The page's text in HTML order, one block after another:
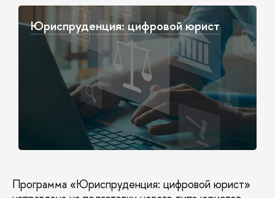
Юриспруденция: цифровой юрист
Программа «Юриспруденция: цифровой юрист»